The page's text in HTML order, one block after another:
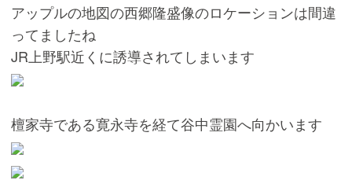
アップルの地図の西郷隆盛像のロケーションは間違
ってましたね
JR上野駅近くに誘導されてしまいます
檀家寺である寛永寺を経て谷中霊園へ向かいます